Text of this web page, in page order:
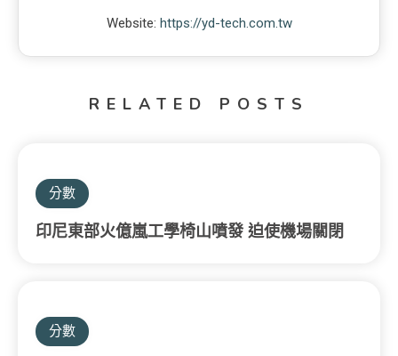
Website: https://yd-tech.com.tw
RELATED POSTS
分數
印尼東部火億嵐工學椅山噴發 迫使機場關閉
分數